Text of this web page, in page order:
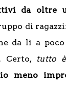
da oltre
di
da lì a
Certo, tutto
meno